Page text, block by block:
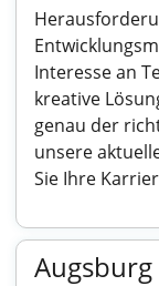
Interesse an
kreative
genau der
unsere
Sie Ihre
Augsburg